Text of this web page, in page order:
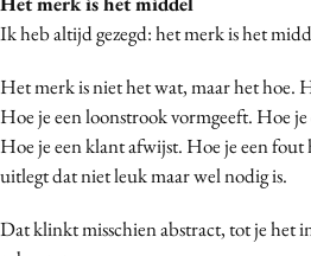
Ik heb altijd gezegd: het merk is het
Het merk is niet het wat, maar het hoe.
Hoe je een loonstrook vormgeeft. Hoe
Hoe je een klant afwijst. Hoe je een fout
uitlegt dat niet leuk maar wel nodig is.
Dat klinkt misschien abstract, tot je het